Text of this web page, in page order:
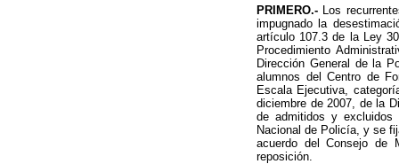
PRIMERO.- Los
impugnado la
artículo 107.3 de la Ley
Procedimiento
Dirección General de la
alumnos del Centro de
Escala Ejecutiva,
diciembre de 2007, de la
de admitidos y
Nacional de Policía, y se
acuerdo del Consejo de
reposición.